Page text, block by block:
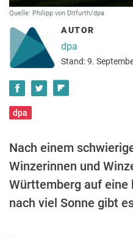
Quelle: Philipp von Ditfurth/dpa
AUTOR
dpa
Stand: 9.
dpa
Nach einem
Winzerinnen und
Württemberg auf eine
nach viel Sonne gibt